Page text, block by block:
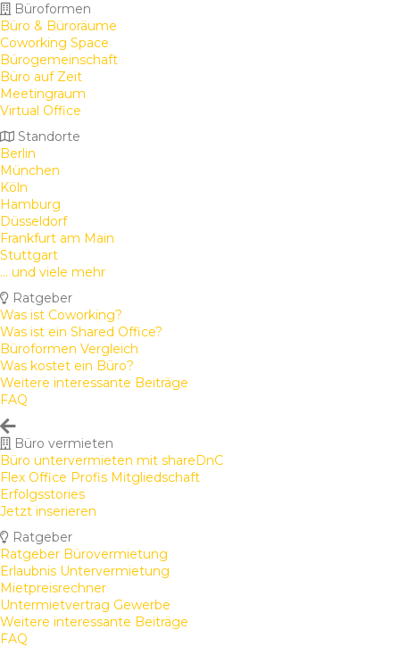
Büroformen
Büro & Büroräume
Coworking Space
Bürogemeinschaft
Büro auf Zeit
Meetingraum
Virtual Office
Standorte
Berlin
München
Köln
Hamburg
Düsseldorf
Frankfurt am Main
Stuttgart
... und viele mehr
Ratgeber
Was ist Coworking?
Was ist ein Shared Office?
Büroformen Vergleich
Was kostet ein Büro?
Weitere interessante Beiträge
FAQ
Büro vermieten
Büro untervermieten mit shareDnC
Flex Office Profis Mitgliedschaft
Erfolgsstories
Jetzt inserieren
Ratgeber
Ratgeber Bürovermietung
Erlaubnis Untervermietung
Mietpreisrechner
Untermietvertrag Gewerbe
Weitere interessante Beiträge
FAQ